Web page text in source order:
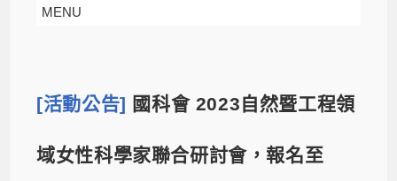
MENU
[活動公告] 國科會 2023自然暨工程領
域女性科學家聯合研討會，報名至